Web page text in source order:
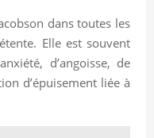
dans toutes les
Elle est souvent
d’angoisse, de
d’épuisement liée à